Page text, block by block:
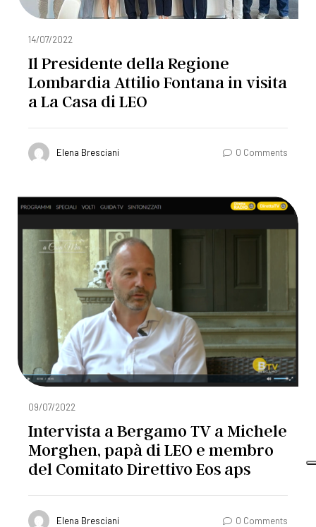
14/07/2022
Il Presidente della Regione
Lombardia Attilio Fontana in visita
a La Casa di LEO
Elena Bresciani 0 Comments
09/07/2022
Intervista a Bergamo TV a Michele
Morghen, papà di LEO e membro
del Comitato Direttivo Eos aps
Elena Bresciani 0 Comments